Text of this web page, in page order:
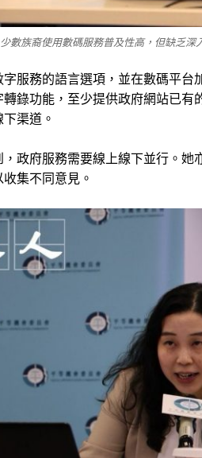
數族裔使用數碼服務普及性高，但缺乏深
服務的語言選項， 並在數碼平台
轉錄功能 ， 至少提供政府網站已有
渠道。
， 政府服務需要線 上線下並行。她
集不同意見。